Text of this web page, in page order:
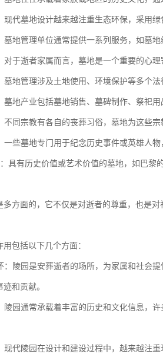
现代墓地设计越来越注重生态环保，采用
墓地管理单位通常提供一系列服务，如墓
对于逝者家属而言，墓地是一个重要的心
墓地管理涉及土地使用、环境保护等多个
墓地产业包括墓地销售、墓碑制作、祭祀
不同宗教有各自的丧葬习俗，墓地为这些
一些墓地专门用于纪念历史事件或英雄人
具有历史价值或艺术价值的墓地，如巴
多方面的，它不仅是对逝者的尊重，也是
用包括以下几个方面：
：陵园是安葬逝者的场所，为家属和社会
和贡献。
陵园通常承载着丰富的历史和文化信息，
现代陵园在设计和建设过程中，越来越注